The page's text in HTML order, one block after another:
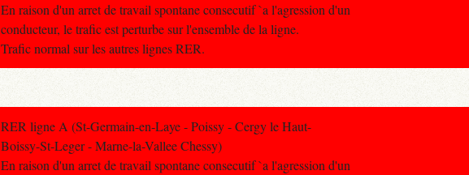
En raison d'un arret de travail spontane consecutif `a l'agression d'un
conducteur, le trafic est perturbe sur l'ensemble de la ligne.
Trafic normal sur les autres lignes RER.
RER ligne A (St-Germain-en-Laye - Poissy - Cergy le Haut-
Boissy-St-Leger - Marne-la-Vallee Chessy)
En raison d'un arret de travail spontane consecutif `a l'agression d'un